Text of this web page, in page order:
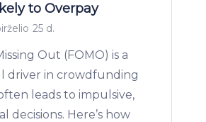
to Overpay
25 d.
Out (FOMO) is a
driver in crowdfunding
leads to impulsive,
decisions. Here’s how